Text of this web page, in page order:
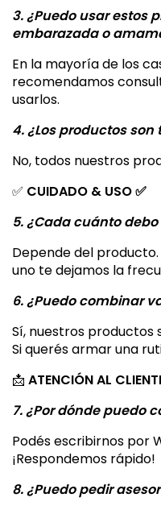
3. ¿Puedo usar estos
embarazada o
En la mayoría de los
recomendamos
usarlos.
4. ¿Los productos
No, todos nuestros
✅ CUIDADO & USO ✅
5. ¿Cada cuánto
Depende del
uno te dejamos la
6. ¿Puedo combinar
Sí, nuestros
Si querés armar una
📩 ATENCIÓN AL
7. ¿Por dónde puedo
Podés escribirnos por
¡Respondemos rápido!
8. ¿Puedo pedir